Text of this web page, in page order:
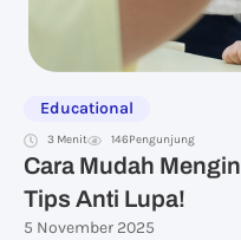
Educational
3 Menit 146Pengunjung
Cara Mudah
Tips Anti Lupa!
5 November 2025